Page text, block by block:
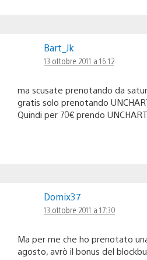
Bart_Jk
13 ottobre 2011 a 16:12
ma scusate prenotando da
gratis solo prenotando
Quindi per 70€ prendo
Domix37
13 ottobre 2011 a 17:30
Ma per me che ho prenotato
agosto, avrò il bonus del